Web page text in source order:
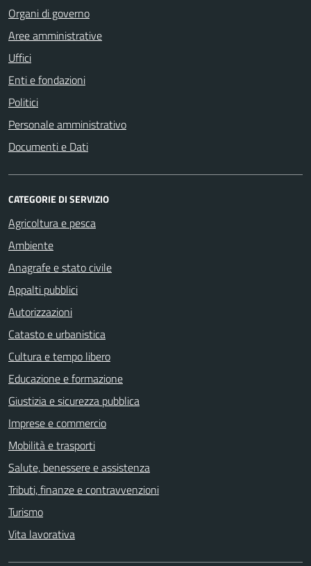
Organi di governo
Aree amministrative
Uffici
Enti e fondazioni
Politici
Personale amministrativo
Documenti e Dati
CATEGORIE DI SERVIZIO
Agricoltura e pesca
Ambiente
Anagrafe e stato civile
Appalti pubblici
Autorizzazioni
Catasto e urbanistica
Cultura e tempo libero
Educazione e formazione
Giustizia e sicurezza pubblica
Imprese e commercio
Mobilità e trasporti
Salute, benessere e assistenza
Tributi, finanze e contravvenzioni
Turismo
Vita lavorativa